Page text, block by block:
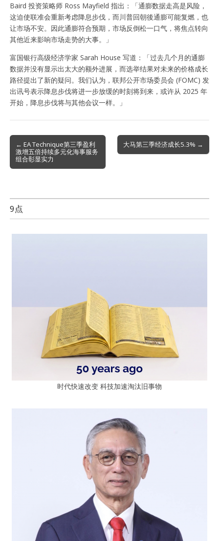
Baird 投资策略师 Ross Mayfield 指出：「通膨数据走高是风险，
这迫使联准会重新考虑降息步伐，而川普回朝後通膨可能复燃，也
让市场不安。因此通膨符合预期，市场反倒松一口气，将焦点转向
其他近来影响市场走势的大事。」
富国银行高级经济学家 Sarah House 写道：「过去几个月的通膨
数据并没有显示出太大的额外进展，而选举结果对未来的价格成长
路径提出了新的疑问。我们认为，联邦公开市场委员会 (FOMC) 发
出讯号表示降息步伐将进一步放缓的时刻将到来，或许从 2025 年
开始，降息步伐将与其他会议一样。」
Post
navigation
← EA Technique第三季盈利
激增五倍持续多元化海事服务
组合彰显实力
大马第三季经济成长5.3% →
9点
时代快速改变 科技加速淘汰旧事物